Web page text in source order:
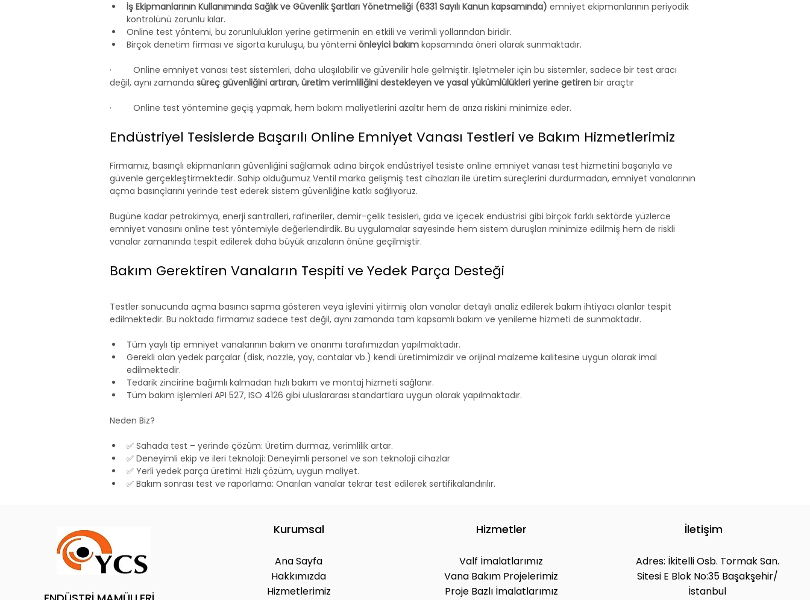
İş Ekipmanlarının Kullanımında Sağlık ve Güvenlik Şartları Yönetmeliği (6331 Sayılı Kanun kapsamında) emniyet ekipmanlarının periyodik
kontrolünü zorunlu kılar.
Online test yöntemi, bu zorunlulukları yerine getirmenin en etkili ve verimli yollarından biridir.
Birçok denetim firması ve sigorta kuruluşu, bu yöntemi önleyici bakım kapsamında öneri olarak sunmaktadır.
·         Online emniyet vanası test sistemleri, daha ulaşılabilir ve güvenilir hale gelmiştir. İşletmeler için bu sistemler, sadece bir test aracı
değil, aynı zamanda süreç güvenliğini artıran, üretim verimliliğini destekleyen ve yasal yükümlülükleri yerine getiren bir araçtır
·         Online test yöntemine geçiş yapmak, hem bakım maliyetlerini azaltır hem de arıza riskini minimize eder.
Endüstriyel Tesislerde Başarılı Online Emniyet Vanası Testleri ve Bakım Hizmetlerimiz
Firmamız, basınçlı ekipmanların güvenliğini sağlamak adına birçok endüstriyel tesiste online emniyet vanası test hizmetini başarıyla ve
güvenle gerçekleştirmektedir. Sahip olduğumuz Ventil marka gelişmiş test cihazları ile üretim süreçlerini durdurmadan, emniyet vanalarının
açma basınçlarını yerinde test ederek sistem güvenliğine katkı sağlıyoruz.
Bugüne kadar petrokimya, enerji santralleri, rafineriler, demir-çelik tesisleri, gıda ve içecek endüstrisi gibi birçok farklı sektörde yüzlerce
emniyet vanasını online test yöntemiyle değerlendirdik. Bu uygulamalar sayesinde hem sistem duruşları minimize edilmiş hem de riskli
vanalar zamanında tespit edilerek daha büyük arızaların önüne geçilmiştir.
Bakım Gerektiren Vanaların Tespiti ve Yedek Parça Desteği
Testler sonucunda açma basıncı sapma gösteren veya işlevini yitirmiş olan vanalar detaylı analiz edilerek bakım ihtiyacı olanlar tespit
edilmektedir. Bu noktada firmamız sadece test değil, aynı zamanda tam kapsamlı bakım ve yenileme hizmeti de sunmaktadır.
Tüm yaylı tip emniyet vanalarının bakım ve onarımı tarafımızdan yapılmaktadır.
Gerekli olan yedek parçalar (disk, nozzle, yay, contalar vb.) kendi üretimimizdir ve orijinal malzeme kalitesine uygun olarak imal
edilmektedir.
Tedarik zincirine bağımlı kalmadan hızlı bakım ve montaj hizmeti sağlanır.
Tüm bakım işlemleri API 527, ISO 4126 gibi uluslararası standartlara uygun olarak yapılmaktadır.
Neden Biz?
✅ Sahada test – yerinde çözüm: Üretim durmaz, verimlilik artar.
✅ Deneyimli ekip ve ileri teknoloji: Deneyimli personel ve son teknoloji cihazlar
✅ Yerli yedek parça üretimi: Hızlı çözüm, uygun maliyet.
✅ Bakım sonrası test ve raporlama: Onarılan vanalar tekrar test edilerek sertifikalandırılır.
Kurumsal
Ana Sayfa
Hakkımızda
Hizmetlerimiz
Hizmetler
Valf İmalatlarımız
Vana Bakım Projelerimiz
Proje Bazlı İmalatlarımız
İletişim
Adres: İkitelli Osb. Tormak San.
Sitesi E Blok No:35 Başakşehir/
İstanbul